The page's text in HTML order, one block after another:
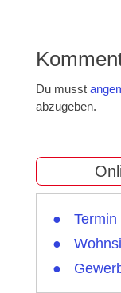
Du musst
abzugeben.